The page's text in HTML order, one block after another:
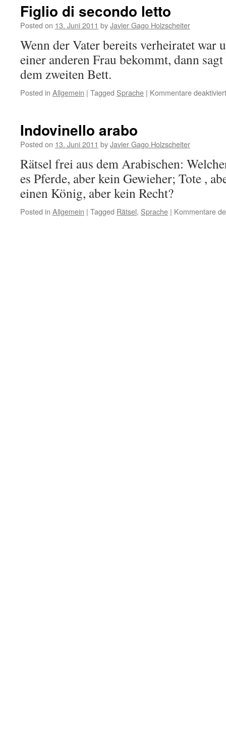
Figlio di secondo letto
Posted on 13. Juni 2011 byJavier Gago Holzscheiter
Wenn der Vater bereits verheiratet war
einer anderen Frau bekommt, dann
dem zweiten Bett.
Posted in Allgemein | Tagged Sprache | Kommentare deaktiviert
Indovinello arabo
Posted on 13. Juni 2011 byJavier Gago Holzscheiter
Rätsel frei aus dem Arabischen:
es Pferde, aber kein Gewieher; Tote ,
einen König, aber kein Recht?
Posted in Allgemein | Tagged Rätsel, Sprache | Kommentare